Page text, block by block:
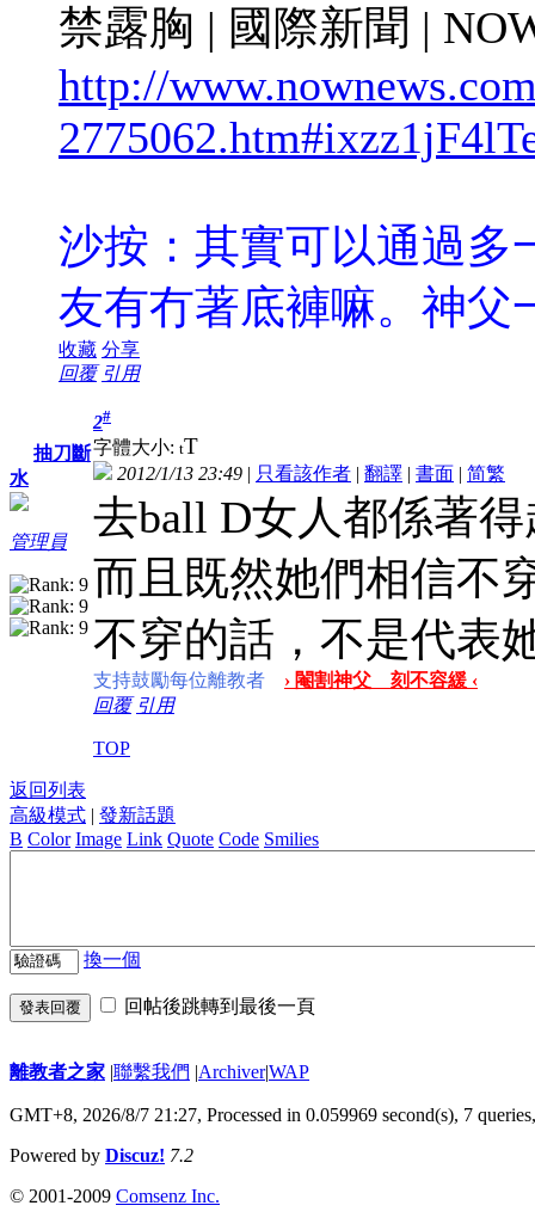
禁露胸 | 國際新聞 |
http://
沙按：其實可以通過多
友有冇著底褲嘛。神父
收藏 分享
回覆 引用
抽刀斷
水
管理員
2#
字體大小: tT
2012/1/13 23:49 | 只看該作者 | 翻譯 | 書面 | 简繁
去ball D女人都係著
而且既然她們相信不
不穿的話，不是代表
支持鼓勵每位離教者
› 閹割神父 刻不容緩 ‹
回覆 引用
TOP
返回列表
高級模式 | 發新話題
B Color Image Link Quote Code Smilies
換一個
發表回覆 回帖後跳轉到最後一頁
離教者之家 |聯繫我們 |Archiver|WAP
GMT+8, 2026/8/7 21:27, Processed in 0.059969 second(s), 7
Powered by Discuz! 7.2
© 2001-2009 Comsenz Inc.